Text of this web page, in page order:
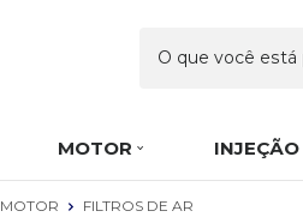
MOTOR INJEÇÃO
MOTOR FILTROS DE AR